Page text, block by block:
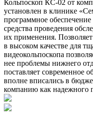
Кольпоскоп КС-02 от
установлен в клинике
программное
средства проведения
их применения.
в высоком качестве для
видеокольпоскопа
нее проблемы нижнего
поставляет современное
вполне вписались в
компанию как надежного